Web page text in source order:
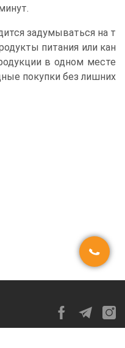
задумываться на т
питания или кан
в одном месте
покупки без лишних